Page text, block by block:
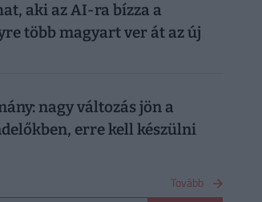
aki az AI-ra bízza a
több magyart ver át az új
nagy változás jön a
erre kell készülni
Tovább